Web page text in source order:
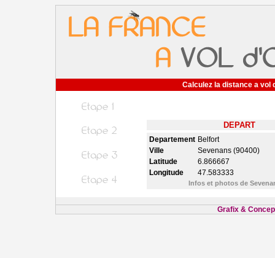
Calculez la distance a vol
DEPART
Departement Belfort
Ville
Sevenans (90400)
Latitude
6.866667
Longitude
47.583333
Infos et photos de
Grafix &